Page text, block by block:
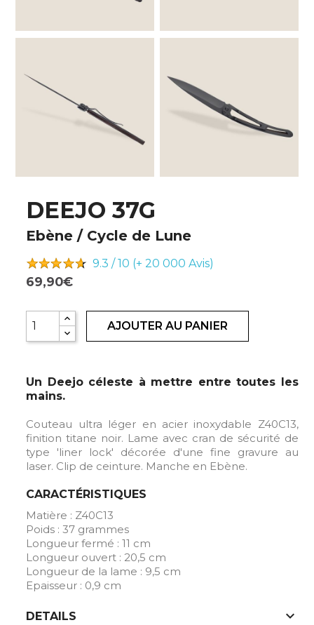
DEEJO 37G
Ebène / Cycle de Lune
9.3 / 10 (+ 20 000 Avis)
69,90€
AJOUTER AU PANIER
Un Deejo céleste à mettre entre toutes les
mains.
Couteau ultra léger en acier inoxydable Z40C13,
finition titane noir. Lame avec cran de sécurité de
type 'liner lock' décorée d'une fine gravure au
laser. Clip de ceinture. Manche en Ebène.
CARACTÉRISTIQUES
Matière : Z40C13
Poids : 37 grammes
Longueur fermé : 11 cm
Longueur ouvert : 20,5 cm
Longueur de la lame : 9,5 cm
Epaisseur : 0,9 cm
DETAILS expand_more